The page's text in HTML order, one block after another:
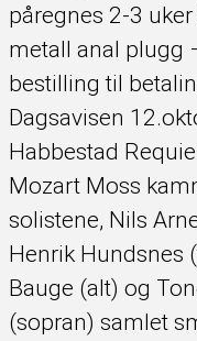
påregnes 2-3
metall anal plugg
bestilling til
Dagsavisen
Habbestad
Mozart Moss
solistene, Nils
Henrik Hundsnes
Bauge (alt) og
(sopran) samlet